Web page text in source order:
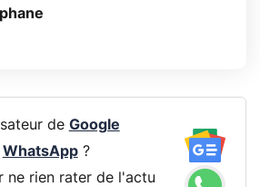
de Google
WhatsApp?
ne rien rater de l'actu